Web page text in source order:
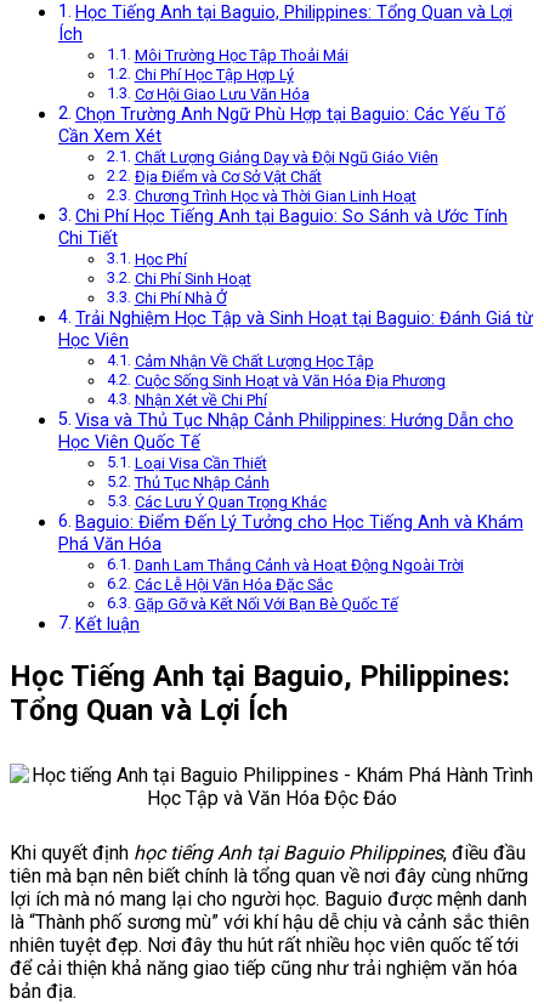
Học Tiếng Anh tại Baguio, Philippines: Tổng Quan và Lợi
Ích
Môi Trường Học Tập Thoải Mái
Chi Phí Học Tập Hợp Lý
Cơ Hội Giao Lưu Văn Hóa
Chọn Trường Anh Ngữ Phù Hợp tại Baguio: Các Yếu Tố
Cần Xem Xét
Chất Lượng Giảng Dạy và Đội Ngũ Giáo Viên
Địa Điểm và Cơ Sở Vật Chất
Chương Trình Học và Thời Gian Linh Hoạt
Chi Phí Học Tiếng Anh tại Baguio: So Sánh và Ước Tính
Chi Tiết
Học Phí
Chi Phí Sinh Hoạt
Chi Phí Nhà Ở
Trải Nghiệm Học Tập và Sinh Hoạt tại Baguio: Đánh Giá từ
Học Viên
Cảm Nhận Về Chất Lượng Học Tập
Cuộc Sống Sinh Hoạt và Văn Hóa Địa Phương
Nhận Xét về Chi Phí
Visa và Thủ Tục Nhập Cảnh Philippines: Hướng Dẫn cho
Học Viên Quốc Tế
Loại Visa Cần Thiết
Thủ Tục Nhập Cảnh
Các Lưu Ý Quan Trọng Khác
Baguio: Điểm Đến Lý Tưởng cho Học Tiếng Anh và Khám
Phá Văn Hóa
Danh Lam Thắng Cảnh và Hoạt Động Ngoài Trời
Các Lễ Hội Văn Hóa Đặc Sắc
Gặp Gỡ và Kết Nối Với Bạn Bè Quốc Tế
Kết luận
Học Tiếng Anh tại Baguio, Philippines:
Tổng Quan và Lợi Ích
Khi quyết định học tiếng Anh tại Baguio Philippines, điều đầu
tiên mà bạn nên biết chính là tổng quan về nơi đây cùng những
lợi ích mà nó mang lại cho người học. Baguio được mệnh danh
là “Thành phố sương mù” với khí hậu dễ chịu và cảnh sắc thiên
nhiên tuyệt đẹp. Nơi đây thu hút rất nhiều học viên quốc tế tới
để cải thiện khả năng giao tiếp cũng như trải nghiệm văn hóa
bản địa.